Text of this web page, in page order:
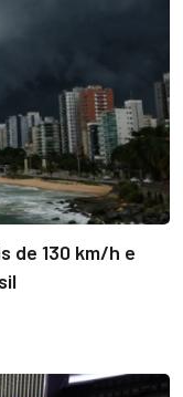
de 130 km/h e